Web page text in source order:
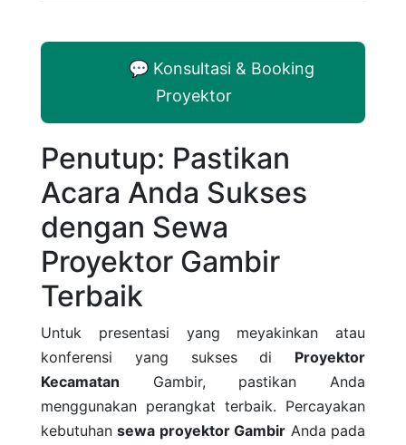
💬 Konsultasi & Booking
Proyektor
Penutup: Pastikan
Acara Anda Sukses
dengan Sewa
Proyektor Gambir
Terbaik
Untuk presentasi yang meyakinkan atau
konferensi yang sukses di Proyektor
Kecamatan Gambir, pastikan Anda
menggunakan perangkat terbaik. Percayakan
kebutuhansewa proyektor Gambir Anda pada